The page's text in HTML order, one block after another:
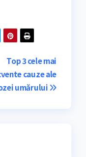
Top 3 cele mai
cauze ale
umărului